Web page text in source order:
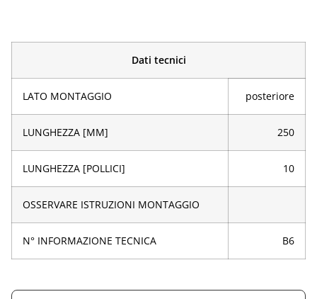
Dati tecnici
LATO MONTAGGIO posteriore
LUNGHEZZA [MM] 250
LUNGHEZZA [POLLICI] 10
OSSERVARE ISTRUZIONI MONTAGGIO
N° INFORMAZIONE TECNICA B6